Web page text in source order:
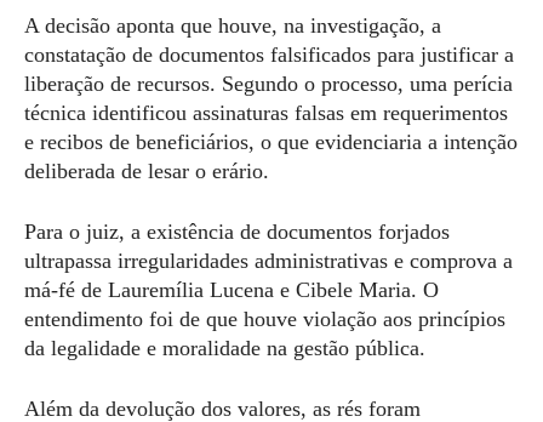
A decisão aponta que houve, na investigação, a
constatação de documentos falsificados para justificar a
liberação de recursos. Segundo o processo, uma perícia
técnica identificou assinaturas falsas em requerimentos
e recibos de beneficiários, o que evidenciaria a intenção
deliberada de lesar o erário.
Para o juiz, a existência de documentos forjados
ultrapassa irregularidades administrativas e comprova a
má-fé de Lauremília Lucena e Cibele Maria. O
entendimento foi de que houve violação aos princípios
da legalidade e moralidade na gestão pública.
Além da devolução dos valores, as rés foram